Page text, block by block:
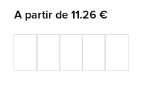
A partir de 11.26 €